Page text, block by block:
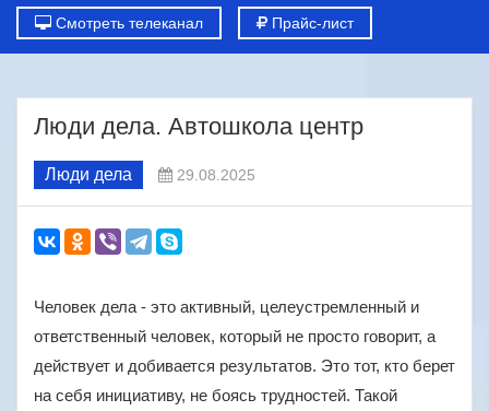
Смотреть телеканал Прайс-лист
Люди дела. Автошкола центр
Люди дела 29.08.2025
Человек дела - это активный, целеустремленный и
ответственный человек, который не просто говорит, а
действует и добивается результатов. Это тот, кто берет
на себя инициативу, не боясь трудностей. Такой